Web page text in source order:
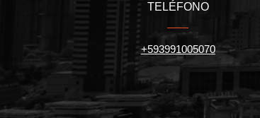
TELÉFONO
+593991005070